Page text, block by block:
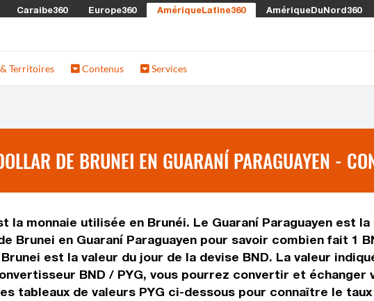
Caraibe360 Europe360 AmériqueLatine360 AmériqueDuNord360
& Territoires Contenus Services
DE BRUNEI EN GUARANÍ PARAGUAYEN -
la monnaie utilisée en Brunéi. Le Guaraní Paraguayen est
Brunei en Guaraní Paraguayen pour savoir combien fait 1
est la valeur du jour de la devise BND. La valeur
BND / PYG, vous pourrez convertir et
tableaux de valeurs PYG ci-dessous pour connaître le